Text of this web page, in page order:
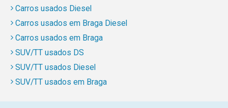
Carros usados Diesel
Carros usados em Braga Diesel
Carros usados em Braga
SUV/TT usados DS
SUV/TT usados Diesel
SUV/TT usados em Braga